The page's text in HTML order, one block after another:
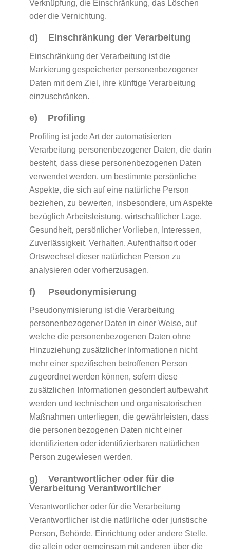
Verknüpfung, die Einschränkung, das Löschen
oder die Vernichtung.
d) Einschränkung der Verarbeitung
Einschränkung der Verarbeitung ist die
Markierung gespeicherter personenbezogener
Daten mit dem Ziel, ihre künftige Verarbeitung
einzuschränken.
e) Profiling
Profiling ist jede Art der automatisierten
Verarbeitung personenbezogener Daten, die darin
besteht, dass diese personenbezogenen Daten
verwendet werden, um bestimmte persönliche
Aspekte, die sich auf eine natürliche Person
beziehen, zu bewerten, insbesondere, um Aspekte
bezüglich Arbeitsleistung, wirtschaftlicher Lage,
Gesundheit, persönlicher Vorlieben, Interessen,
Zuverlässigkeit, Verhalten, Aufenthaltsort oder
Ortswechsel dieser natürlichen Person zu
analysieren oder vorherzusagen.
f) Pseudonymisierung
Pseudonymisierung ist die Verarbeitung
personenbezogener Daten in einer Weise, auf
welche die personenbezogenen Daten ohne
Hinzuziehung zusätzlicher Informationen nicht
mehr einer spezifischen betroffenen Person
zugeordnet werden können, sofern diese
zusätzlichen Informationen gesondert aufbewahrt
werden und technischen und organisatorischen
Maßnahmen unterliegen, die gewährleisten, dass
die personenbezogenen Daten nicht einer
identifizierten oder identifizierbaren natürlichen
Person zugewiesen werden.
g) Verantwortlicher oder für die
Verarbeitung Verantwortlicher
Verantwortlicher oder für die Verarbeitung
Verantwortlicher ist die natürliche oder juristische
Person, Behörde, Einrichtung oder andere Stelle,
die allein oder gemeinsam mit anderen über die